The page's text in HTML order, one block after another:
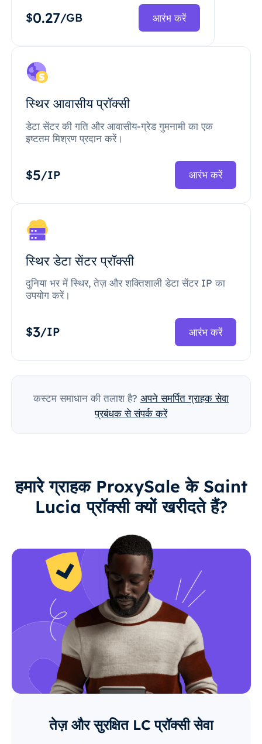
$0.27/GB आरंभ करें
स्थिर आवासीय प्रॉक्सी
डेटा सेंटर की गति और आवासीय-ग्रेड गुमनामी का एक
इष्टतम मिश्रण प्रदान करें।
$5/IP आरंभ करें
स्थिर डेटा सेंटर प्रॉक्सी
दुनिया भर में स्थिर, तेज़ और शक्तिशाली डेटा सेंटर IP का
उपयोग करें।
$3/IP आरंभ करें
कस्टम समाधान की तलाश है? अपने समर्पित ग्राहक सेवा
प्रबंधक से संपर्क करें
हमारे ग्राहक ProxySale के Saint
Lucia प्रॉक्सी क्यों खरीदते हैं?
तेज़ और सुरक्षित LC प्रॉक्सी सेवा